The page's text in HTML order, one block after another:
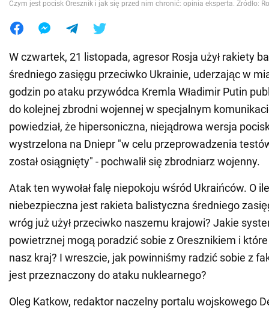
Czym jest pocisk Oresznik i jak się przed nim chronić: opinia eksperta. Źródło:
W czwartek, 21 listopada, agresor Rosja użył rakiety
średniego zasięgu przeciwko Ukrainie, uderzając w
godzin po ataku przywódca Kremla Władimir Putin
do kolejnej zbrodni wojennej w specjalnym
powiedział, że hipersoniczna, niejądrowa wersja
wystrzelona na Dniepr "w celu przeprowadzenia
został osiągnięty" - pochwalił się zbrodniarz wojenny.
Atak ten wywołał falę niepokoju wśród Ukraińców. O
niebezpieczna jest rakieta balistyczna średniego
wróg już użył przeciwko naszemu krajowi? Jakie
powietrznej mogą poradzić sobie z Oresznikiem i
nasz kraj? I wreszcie, jak powinniśmy radzić sobie z
jest przeznaczony do ataku nuklearnego?
Oleg Katkow, redaktor naczelny portalu wojskowego